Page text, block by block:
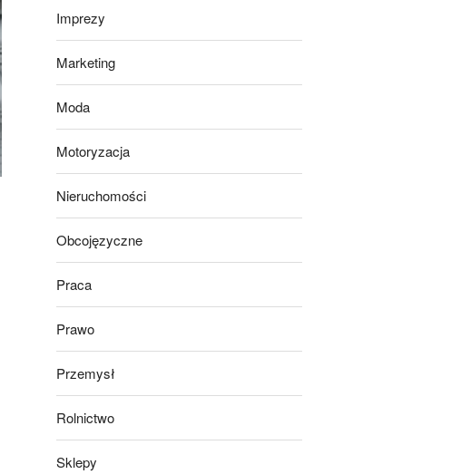
Imprezy
Marketing
Moda
Motoryzacja
Nieruchomości
Obcojęzyczne
Praca
Prawo
Przemysł
Rolnictwo
Sklepy